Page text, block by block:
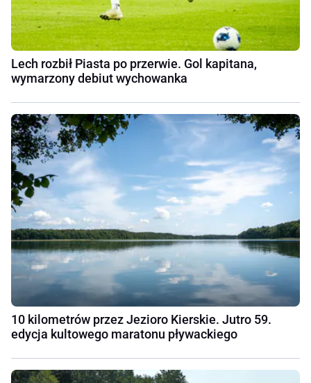
Lech rozbił Piasta po przerwie. Gol kapitana,
wymarzony debiut wychowanka
10 kilometrów przez Jezioro Kierskie. Jutro 59.
edycja kultowego maratonu pływackiego